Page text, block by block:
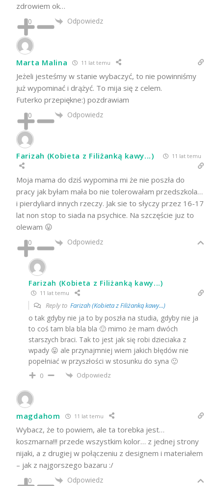
zdrowiem ok…
0 Odpowiedz
Marta Malina 11 lat temu
Jeżeli jesteśmy w stanie wybaczyć, to nie powinniśmy
już wypominać i drążyć. To mija się z celem.
Futerko przepiękne:) pozdrawiam
0 Odpowiedz
Farizah (Kobieta z Filiżanką kawy...) 11 lat temu
Moja mama do dziś wypomina mi że nie poszła do
pracy jak byłam mała bo nie tolerowałam przedszkola…
i pierdyliard innych rzeczy. Jak sie to słyczy przez 16-17
lat non stop to siada na psychice. Na szczęście juz to
olewam 😛
0 Odpowiedz
Farizah (Kobieta z Filiżanką kawy...)
11 lat temu
Reply to Farizah (Kobieta z Filiżanką kawy...)
o tak gdyby nie ja to by poszła na studia, gdyby nie ja
to coś tam bla bla bla 🙂 mimo że mam dwóch
starszych braci. Tak to jest jak się robi dzieciaka z
wpady 😛 ale przynajmniej wiem jakich błędów nie
popełniać w przyszłości w stosunku do syna 🙂
0 Odpowiedz
magdahom 11 lat temu
Wybacz, że to powiem, ale ta torebka jest…
koszmarna!!! przede wszystkim kolor… z jednej strony
nijaki, a z drugiej w połączeniu z designem i materiałem
– jak z najgorszego bazaru :/
0 Odpowiedz